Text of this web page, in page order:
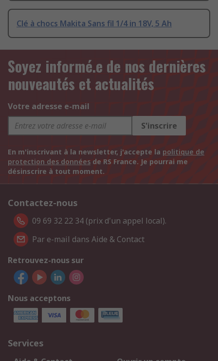
Clé à chocs Makita Sans fil 1/4 in 18V, 5 Ah
Soyez informé.e de nos dernières
nouveautés et actualités
Votre adresse e-mail
S'inscrire
En m'inscrivant à la newsletter, j'accepte la politique de
protection des données de RS France. Je pourrai me
désinscrire à tout moment.
Contactez-nous
09 69 32 22 34 (prix d'un appel local).
Par e-mail dans Aide & Contact
Retrouvez-nous sur
Nous acceptons
Services